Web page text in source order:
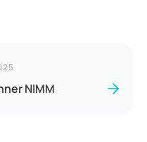
NIMM